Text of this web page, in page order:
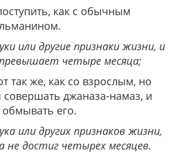
как с обычным
или другие признаки жизни, и
четыре месяца;
так же, как со взрослым, но
совершать джаназа-намаз, и
его.
или других признаков жизни,
не достиг четырех месяцев.